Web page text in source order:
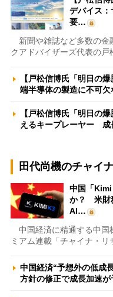
デバイス
要…
新聞や雑誌など多数の金
クアドバイザーズ代表の戸
【戸松信博氏「明日の
端半導体の製造に不可
【戸松信博氏「明日の
えるキープレーヤー
田代尚機のチャイ
中国「
か？ 米財
AI…
中国経済に精通する中国
ミアム連載「チャイナ・リ
中国経済“予想外の低成
方針の修正で成長加速